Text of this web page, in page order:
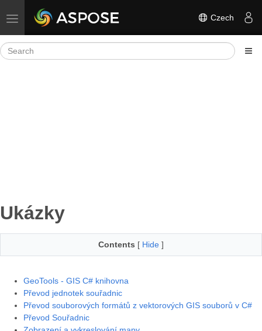
Toggle navigation Czech
Ukázky
Contents [ Hide ]
GeoTools - GIS C# knihovna
Převod jednotek souřadnic
Převod souborových formátů z vektorových GIS souborů v C#
Převod Souřadnic